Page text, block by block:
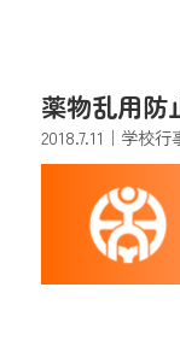
薬物乱用防
2018.7.11 ｜学校行